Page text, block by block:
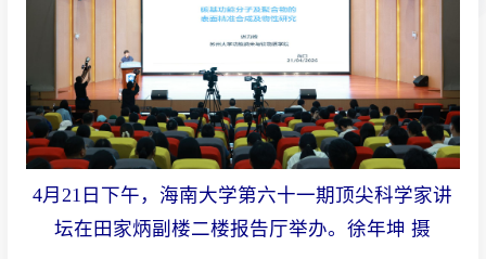
4月21日下午，海南大学第六十一期顶尖科学家讲
坛在田家炳副楼二楼报告厅举办。徐年坤 摄